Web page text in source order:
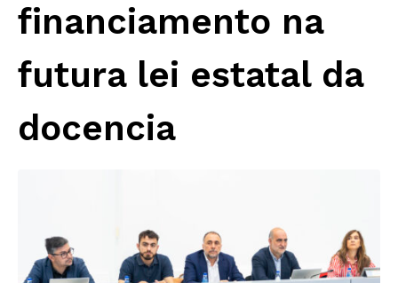
financiamento na
futura lei estatal da
docencia